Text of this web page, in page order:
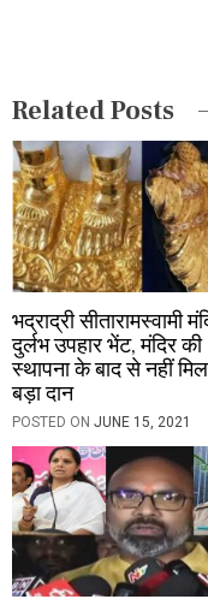
i
o
n
Related Posts
भद्राद्री सीतारामस्वामी
दुर्लभ उपहार भेंट, मंदिर की
स्थापना के बाद से नहीं
बड़ा दान
POSTED ON JUNE 15, 2021